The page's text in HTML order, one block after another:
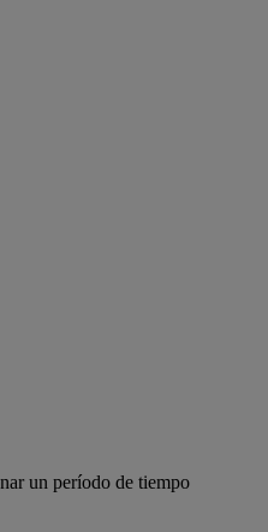
un período de tiempo